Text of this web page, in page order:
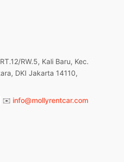
RW.5, Kali Baru, Kec.
DKI Jakarta 14110,
| ✉️ info@mollyrentcar.com